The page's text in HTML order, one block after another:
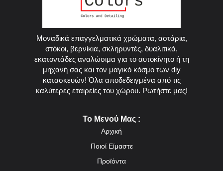
Μοναδικά επαγγελματικά χρώματα, αστάρια,
στόκοι, βερνίκια, σκληρυντές, δυαλιτικά,
εκατοντάδες αναλώσιμα για το αυτοκίνητο ή τη
μηχανή σας και τον μαγικό κόσμο των diy
κατασκευών! Όλα αποδεδειγμένα από τις
καλύτερες εταιρείες του χώρου. Ρωτήστε μας!
Το Μενού Μας :
Αρχική
Ποιοί Είμαστε
Προϊόντα